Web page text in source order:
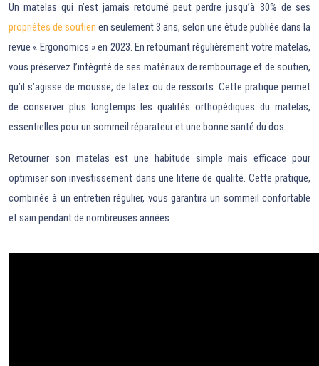
Un matelas qui n’est jamais retourné peut perdre jusqu’à 30% de ses
propriétés de soutien en seulement 3 ans, selon une étude publiée dans la
revue « Ergonomics » en 2023. En retournant régulièrement votre matelas,
vous préservez l’intégrité de ses matériaux de rembourrage et de soutien,
qu’il s’agisse de mousse, de latex ou de ressorts. Cette pratique permet
de conserver plus longtemps les qualités orthopédiques du matelas,
essentielles pour un sommeil réparateur et une bonne santé du dos.
Retourner son matelas est une habitude simple mais efficace pour
optimiser son investissement dans une literie de qualité. Cette pratique,
combinée à un entretien régulier, vous garantira un sommeil confortable
et sain pendant de nombreuses années.